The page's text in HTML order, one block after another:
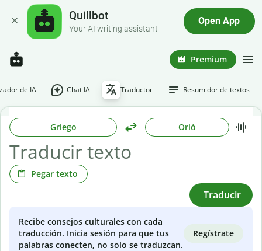
Quillbot
Your AI writing assistant
Open App
Premium
de IA Chat IA Traductor Resumidor de textos
Griego Orió
Pegar texto
Traducir
Recibe consejos culturales con cada
traducción. Inicia sesión para que tus
palabras conecten, no solo se traduzcan.
Regístrate